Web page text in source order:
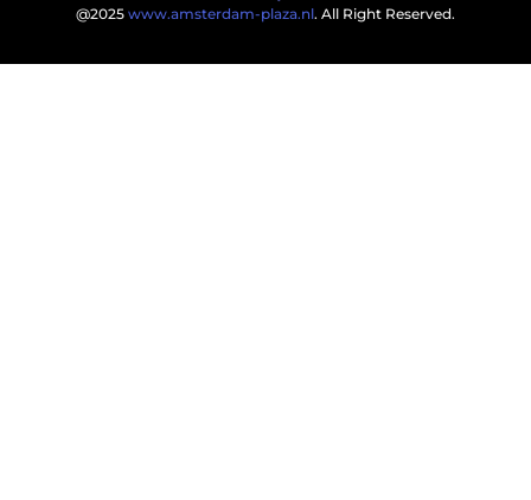
@2025 www.amsterdam-plaza.nl. All Right Reserved.